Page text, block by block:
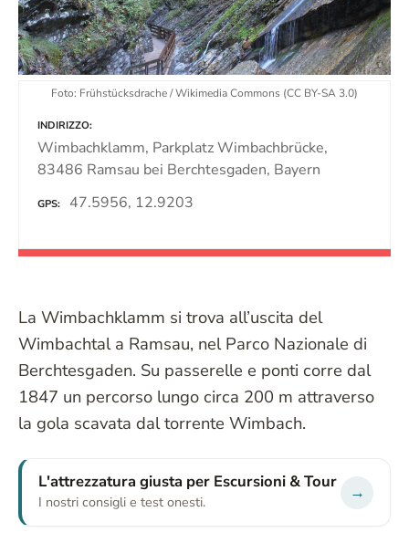
Foto: Frühstücksdrache / Wikimedia Commons (CC BY-SA 3.0)
INDIRIZZO
Wimbachklamm, Parkplatz Wimbachbrücke,
83486 Ramsau bei Berchtesgaden, Bayern
GPS 47.5956, 12.9203
La Wimbachklamm si trova all’uscita del
Wimbachtal a Ramsau, nel Parco Nazionale di
Berchtesgaden. Su passerelle e ponti corre dal
1847 un percorso lungo circa 200 m attraverso
la gola scavata dal torrente Wimbach.
L'attrezzatura giusta per Escursioni & Tour
I nostri consigli e test onesti. →